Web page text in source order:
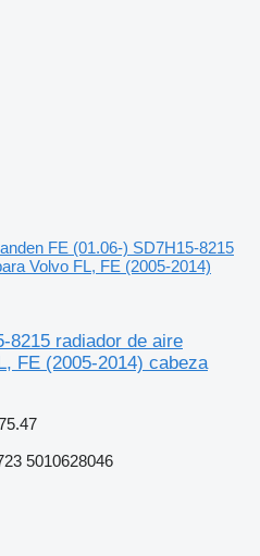
FE (01.06-) SD7H15-8215
Volvo FL, FE (2005-2014)
8215 radiador de aire
FE (2005-2014) cabeza
5010628046